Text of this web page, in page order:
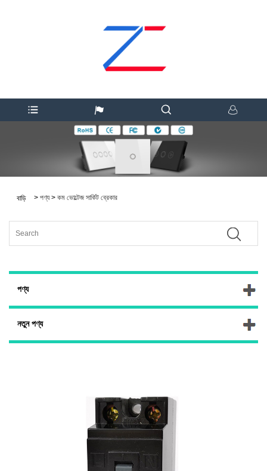
বাড়ি > পণ্য> কম ভোল্টেজ সার্কিট ব্রেকার
পণ্য
নতুন পণ্য